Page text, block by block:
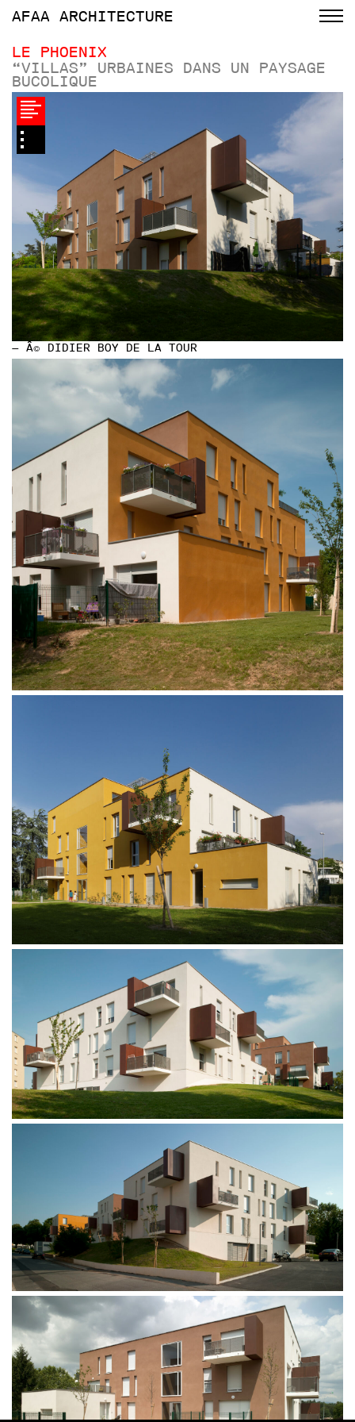
AFAA ARCHITECTURE
LE PHOENIX
“VILLAS” URBAINES DANS UN PAYSAGE
BUCOLIQUE
— Â© DIDIER BOY DE LA TOUR